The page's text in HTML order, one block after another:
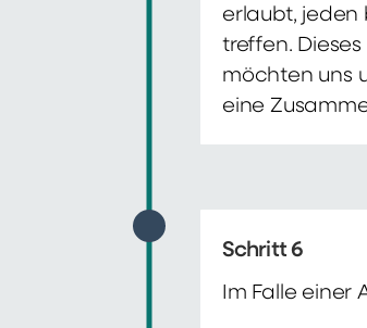
erlaubt, jeden
treffen.
möchten uns
eine
Schritt 6
Im Falle einer